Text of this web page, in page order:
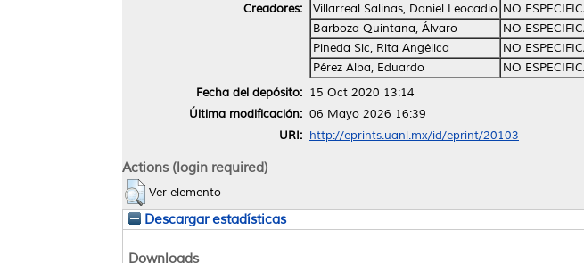
Creadores:
Villarreal Salinas, Daniel Leocadio NO
Barboza Quintana, Álvaro
NO
Pineda Sic, Rita Angélica
NO
Pérez Alba, Eduardo
NO
Fecha del depósito: 15 Oct 2020 13:14
Última modificación: 06 Mayo 2026 16:39
URI: http://eprints.uanl.mx/id/eprint/20103
Actions (login required)
Ver elemento
Descargar estadísticas
Downloads